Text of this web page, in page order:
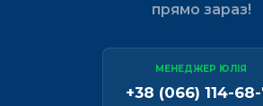
прямо зараз!
МЕНЕДЖЕР ЮЛІЯ
+38 (066) 114-68-